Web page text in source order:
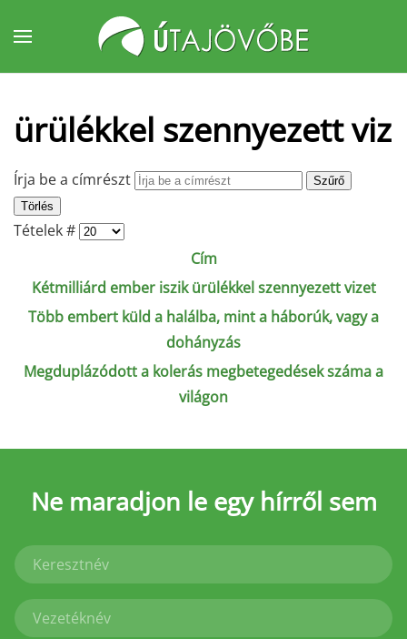
Fő tartalom átugrása
ürülékkel szennyezett viz
Írja be a címrészt
Szűrő
Törlés
Tételek #
Cím
Kétmilliárd ember iszik ürülékkel szennyezett vizet
Több embert küld a halálba, mint a háborúk, vagy a
dohányzás
Megduplázódott a kolerás megbetegedések száma a
világon
Ne maradjon le egy hírről sem